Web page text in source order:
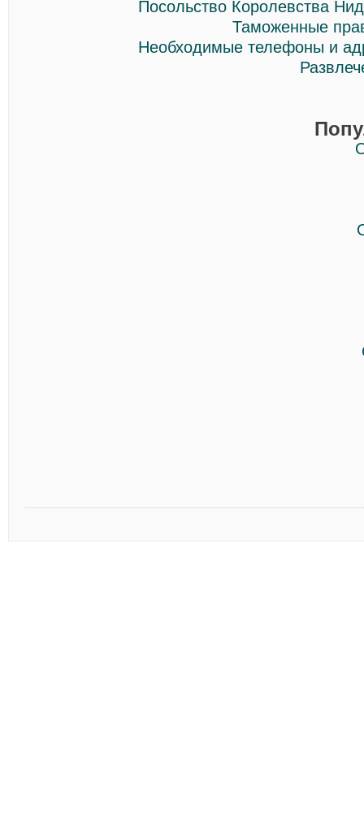
Посольство Королевства
Таможенные
Необходимые телефоны и